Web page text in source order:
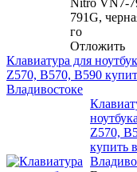
791G,
го
Отложить
Клавиатура для
Z570, B570, B590
Владивостоке
Z570,
купить